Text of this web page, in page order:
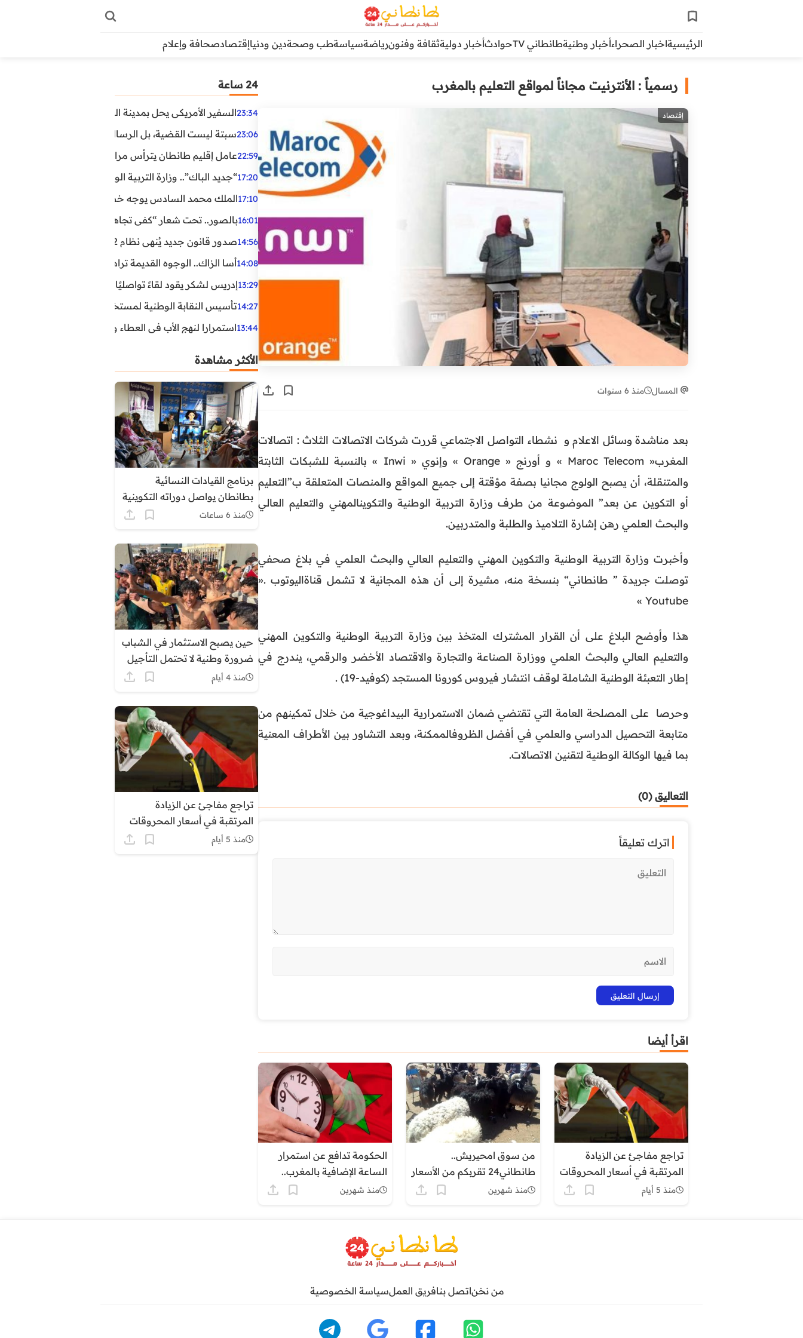
الرئيسيةاخبار الصحراءأخبار وطنيةطانطاني TV حوادثأخبار دوليةثقافة وفنونرياضةسياسةطب وصحةدين ودنياإقتصادصحافة وإعلام
رسمياً : الأنترنيت مجاناً لمواقع التعليم بالمغرب
إقتصاد
المسال منذ 6 سنوات
بعد مناشدة وسائل الاعلام و نشطاء التواصل الاجتماعي قررت شركات الاتصالات الثلاث : اتصالات
المغرب« Maroc Telecom » و أورنج « Orange » وإنوي « Inwi » بالنسبة للشبكات الثابتة
والمتنقلة، أن يصبح الولوج مجانيا بصفة مؤقتة إلى جميع المواقع والمنصات المتعلقة ب”التعليم
أو التكوين عن بعد” الموضوعة من طرف وزارة التربية الوطنية والتكوينالمهني والتعليم العالي
والبحث العلمي رهن إشارة التلاميذ والطلبة والمتدربين.
وأخبرت وزارة التربية الوطنية والتكوين المهني والتعليم العالي والبحث العلمي في بلاغ صحفي
توصلت جريدة ” طانطاني“ بنسخة منه، مشيرة إلى أن هذه المجانية لا تشمل قناةاليوتوب .«
Youtube »
هذا وأوضح البلاغ على أن القرار المشترك المتخذ بين وزارة التربية الوطنية والتكوين المهني
والتعليم العالي والبحث العلمي ووزارة الصناعة والتجارة والاقتصاد الأخضر والرقمي، يندرج في
إطار التعبئة الوطنية الشاملة لوقف انتشار فيروس كورونا المستجد (كوفيد-19) .
وحرصا على المصلحة العامة التي تقتضي ضمان الاستمرارية البيداغوجية من خلال تمكينهم من
متابعة التحصيل الدراسي والعلمي في أفضل الظروفالممكنة، وبعد التشاور بين الأطراف المعنية
بما فيها الوكالة الوطنية لتقنين الاتصالات.
التعاليق (0)
اترك تعليقاً
اقرأ أيضا
تراجع مفاجئ عن الزيادة
المرتقبة في أسعار المحروقات
بالمغرب وسط ترقب وتساءلات
منذ 5 أيام
من سوق امحيريش..
طانطاني24 تقربكم من الأسعار
والواقع اليومي
منذ شهرين
الحكومة تدافع عن استمرار
الساعة الإضافية بالمغرب..
وتؤكد: القرار مؤطر قانونياً
منذ شهرين
24 ساعة
23:34السفير الأمريكي يحل بمدينة العيون في أول زيارة رسمية
23:06سبتة ليست القضية، بل الرسالة التي حملها البحر!
22:59عامل إقليم طانطان يترأس مراسيم الإنصات للخطاب
17:20“جديد الباك”.. وزارة التربية الوطنية تعتمد مستجدات
17:10الملك محمد السادس يوجه خطابا ساميا إلى الأمة بمناسبة الذكرى الـ27
16:01بالصور.. تحت شعار “كفى تجاهلا”.. وقفة احتجاجية بكلميم
14:56صدور قانون جديد يُنهي نظام 12 ساعة.. أعوان الحراسة الخاصة يستفيدون من المدة القانونية للشغل
14:08أسا الزاك.. الوجوه القديمة تراهن على الخبرة والجديدة
13:29إدريس لشكر يقود لقاءً تواصليًا مع مناضلي الاتحاد
14:27تأسيس النقابة الوطنية لمستخدمي الوكالة الوطنية
13:44استمرارا لنهج الأب في العطاء وخدمة المجتمع، يواصل ابن
الأكثر مشاهدة
برنامج القيادات النسائية
بطانطان يواصل دوراته التكوينية
حول التنظيم الترابي وأدوار
منذ 6 ساعات
حين يصبح الاستثمار في الشباب
ضرورة وطنية لا تحتمل التأجيل
منذ 4 أيام
تراجع مفاجئ عن الزيادة
المرتقبة في أسعار المحروقات
بالمغرب وسط ترقب وتساءلات
منذ 5 أيام
من نخناتصل بنافريق العملسياسة الخصوصية